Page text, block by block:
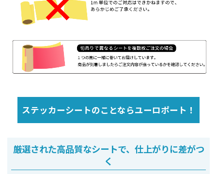
ステッカーシートのことならユーロポート！
厳選された高品質なシートで、仕上がりに差がつ
く